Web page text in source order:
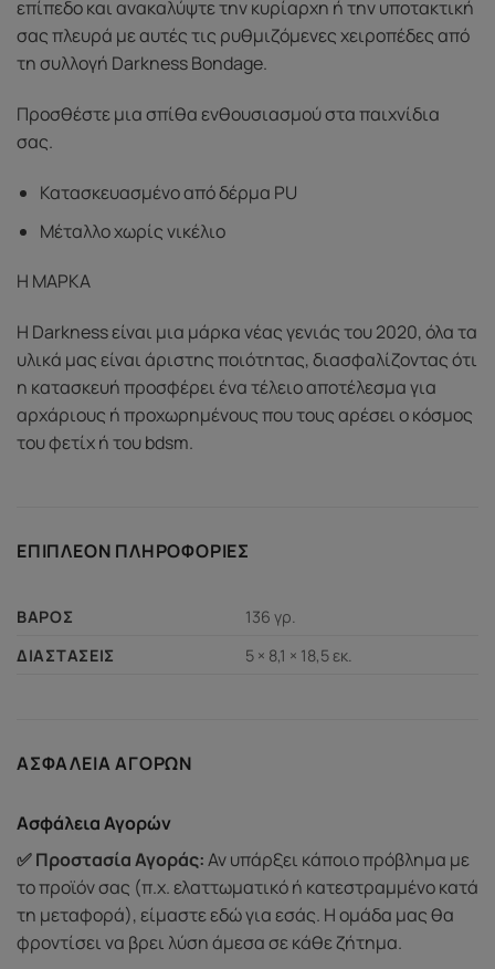
επίπεδο και ανακαλύψτε την κυρίαρχη ή την υποτακτική
σας πλευρά με αυτές τις ρυθμιζόμενες χειροπέδες από
τη συλλογή Darkness Bondage.
Προσθέστε μια σπίθα ενθουσιασμού στα παιχνίδια
σας.
Κατασκευασμένο από δέρμα PU
Μέταλλο χωρίς νικέλιο
Η ΜΑΡΚΑ
Η Darkness είναι μια μάρκα νέας γενιάς του 2020, όλα τα
υλικά μας είναι άριστης ποιότητας, διασφαλίζοντας ότι
η κατασκευή προσφέρει ένα τέλειο αποτέλεσμα για
αρχάριους ή προχωρημένους που τους αρέσει ο κόσμος
του φετίχ ή του bdsm.
ΕΠΙΠΛΈΟΝ ΠΛΗΡΟΦΟΡΊΕΣ
ΒΆΡΟΣ
136 γρ.
ΔΙΑΣΤΆΣΕΙΣ
5 × 8,1 × 18,5 εκ.
ΑΣΦΆΛΕΙΑ ΑΓΟΡΏΝ
Ασφάλεια Αγορών
✅ Προστασία Αγοράς:Αν υπάρξει κάποιο πρόβλημα με
το προϊόν σας (π.χ. ελαττωματικό ή κατεστραμμένο κατά
τη μεταφορά), είμαστε εδώ για εσάς. Η ομάδα μας θα
φροντίσει να βρει λύση άμεσα σε κάθε ζήτημα.